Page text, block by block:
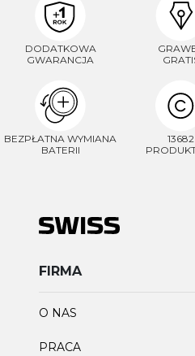
DODATKOWA
GWARANCJA
BEZPŁATNA WYMIANA
BATERII
13682
FIRMA
O NAS
PRACA